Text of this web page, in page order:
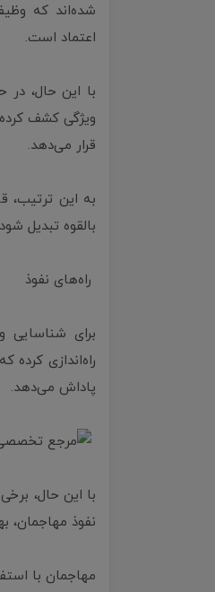
شده‌اند که
اعتماد است.
ویژگی کشف
قرار می‌دهد.
به این ترتیب،
بالقوه تبدیل
راه‌های نفوذ
برای شناسایی
پاداش می‌دهد.
با این حال،
نفوذ مهاجمان،
مهاجمان با